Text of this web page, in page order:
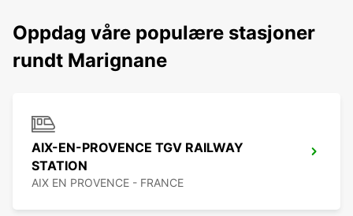
Oppdag våre populære stasjoner
rundt Marignane
AIX-EN-PROVENCE TGV RAILWAY
STATION
AIX EN PROVENCE - FRANCE